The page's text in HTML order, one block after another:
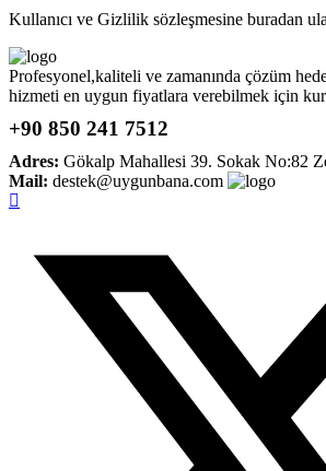
Kullanıcı ve Gizlilik sözleşmesine buradan
Profesyonel,kaliteli ve zamanında çözüm
hizmeti en uygun fiyatlara verebilmek için
+90 850 241 7512
Adres: Gökalp Mahallesi 39. Sokak No:82
Mail: destek@uygunbana.com